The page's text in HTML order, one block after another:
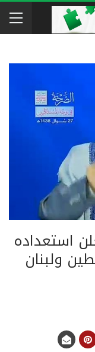
استعداده
ولبنان